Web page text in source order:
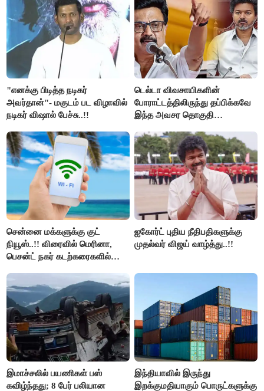
"எனக்கு பிடித்த நடிகர்
அவர்தான்"- மகுடம் பட விழாவில்
நடிகர் விஷால் பேச்சு..!!
டெல்டா விவசாயிகளின்
போராட்டத்திலிருந்து தப்பிக்கவே
இந்த அவசர தொகுதி
அரங்கேற்றுகிறார் முதலமைச்சர் -
திமுக ஐடி விங்..!!
சென்னை மக்களுக்கு குட்
நியூஸ்..!! விரைவில் மெரினா,
பெசன்ட் நகர் கடற்கரைகளில்
ஐகோர்ட் புதிய நீதிபதிகளுக்கு
முதல்வர் விஜய் வாழ்த்து..!!
இமாச்சலில் பயணிகள் பஸ்
கவிழ்ந்தது; 8 பேர் பலியான
இந்தியாவில் இருந்து
இறக்குமதியாகும் பொருட்களுக்கு